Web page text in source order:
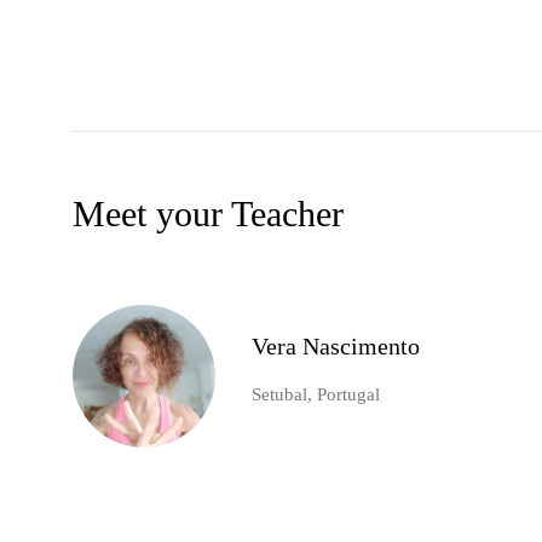
Meet your Teacher
Vera Nascimento
Setubal, Portugal